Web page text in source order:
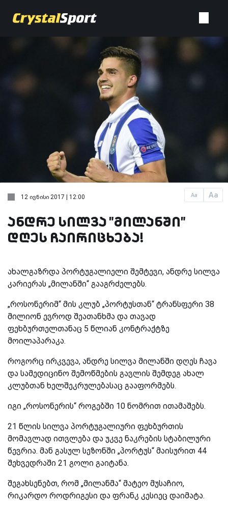
Aa Aa
12 ივნისი 2017 | 12:00
ანდრე სილვა "მილანში"
დღეს ჩაირიცხება!
ახალგაზრდა პორტუგალიელი შემტევი, ანდრე სილვა
კარიერას „მილანში“ გააგრძელებს.
„როსონერიმ“ მის კლუბ „პორტუსთან“ ტრანსფერი 38
მილიონ ევროდ შეათანხმა და თავად
ფეხბურთელთანაც 5 წლიან კონტრაქტზე
მოილაპარაკა.
როგორც ირკვევა, ანდრე სილვა მილანში დღეს ჩავა
და სამედიცინო შემოწმების გავლის შემდეგ ახალ
კლუბთან ხელშეკრულებასაც გააფორმებს.
იგი „როსონერის“ როგებში 10 ნომრით ითამაშებს.
21 წლის სილვა პორტუგალიური ფეხბურთის
მომავლად ითვლება და უკვე ნაკრების სტაბილური
წევრია. მან გასულ სეზონში „პორტუს“ მაისურით 44
შეხვედრაში 21 გოლი გაიტანა.
შეგახსენებთ, რომ „მილანმა“ მატეო მუსაჩიო,
რიკარდო როდრიგესი და ფრანკ კესიეც დაიმატა.